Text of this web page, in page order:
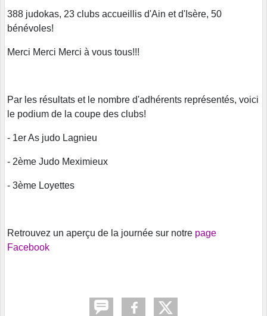
388 judokas, 23 clubs accueillis d'Ain et d'Isère, 50
bénévoles!
Merci Merci Merci à vous tous!!!
Par les résultats et le nombre d'adhérents représentés, voici
le podium de la coupe des clubs!
- 1er As judo Lagnieu
- 2ème Judo Meximieux
- 3ème Loyettes
Retrouvez un aperçu de la journée sur notre page
Facebook